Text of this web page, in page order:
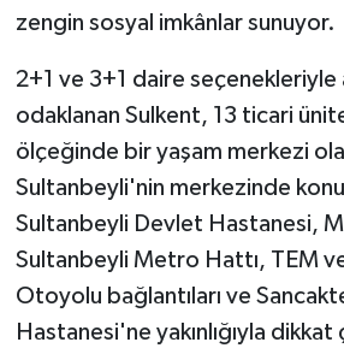
zengin sosyal imkânlar sunuyor.
2+1 ve 3+1 daire seçenekleriyle
odaklanan Sulkent, 13 ticari
ölçeğinde bir yaşam merkezi
Sultanbeyli'nin merkezinde
Sultanbeyli Devlet Hastanesi,
Sultanbeyli Metro Hattı, TEM
Otoyolu bağlantıları ve
Hastanesi'ne yakınlığıyla dikkat